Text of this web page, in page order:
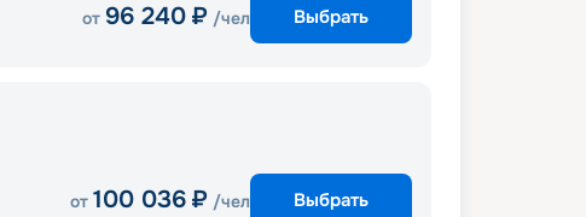
от 96 240 ₽ /чел Выбрать
от 100 036 ₽ /чел Выбрать